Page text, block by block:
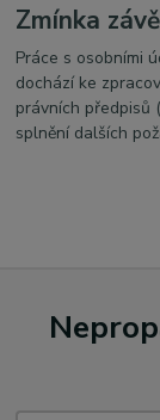
Zmínka
Práce s osobními
dochází ke
právních předpisů
splnění dalších